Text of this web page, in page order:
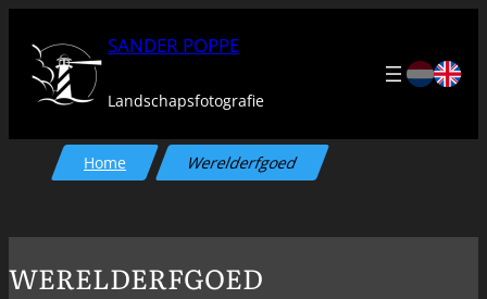
naar
inhoud
SANDER POPPE
Landschapsfotografie
Home Werelderfgoed
WERELDERFGOED